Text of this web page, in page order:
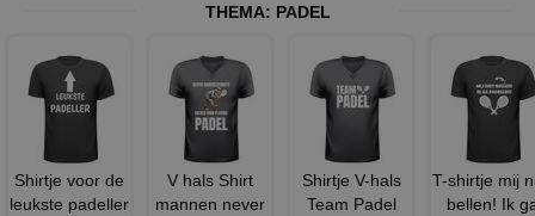
THEMA: PADEL
Shirtje voor de
leukste padeller
V hals Shirt
mannen never
Shirtje V-hals
Team Padel
T-shirtje mij
bellen! Ik